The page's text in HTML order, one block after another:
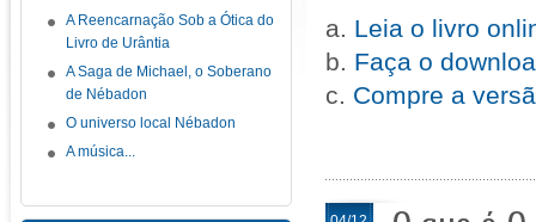
a. Leia o livro
b. Faça o
c. Compre a
A Reencarnação Sob a Ótica do
Livro de Urântia
A Saga de Michael, o Soberano
de Nébadon
O universo local Nébadon
A música...